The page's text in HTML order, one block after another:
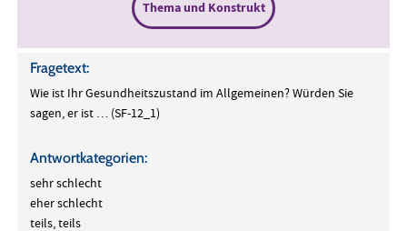
Thema und Konstrukt
Fragetext:
Wie ist Ihr Gesundheitszustand im Allgemeinen? Würden Sie
sagen, er ist … (SF-12_1)
Antwortkategorien:
sehr schlecht
eher schlecht
teils, teils